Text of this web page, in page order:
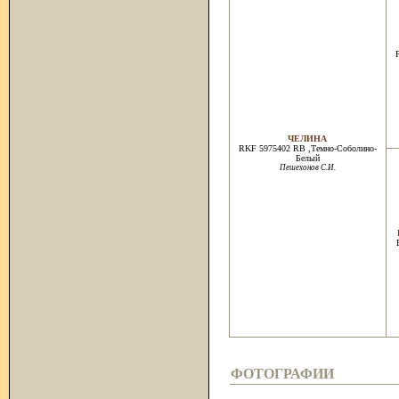
ЧЕЛИНА
RKF 5975402 RB ,Темно-Соболино-
Белый
Пешехонов С.И.
ФОТОГРАФИИ